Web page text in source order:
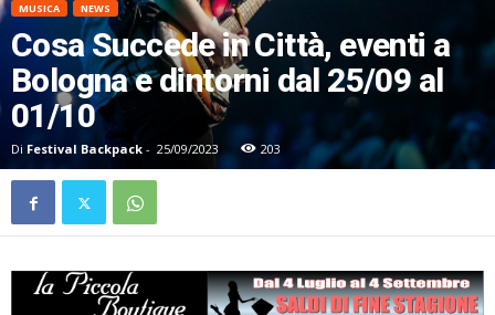
MUSICA NEWS
Cosa Succede in Città, eventi a
Bologna e dintorni dal 25/09 al
01/10
Di Festival Backpack - 25/09/2023 203